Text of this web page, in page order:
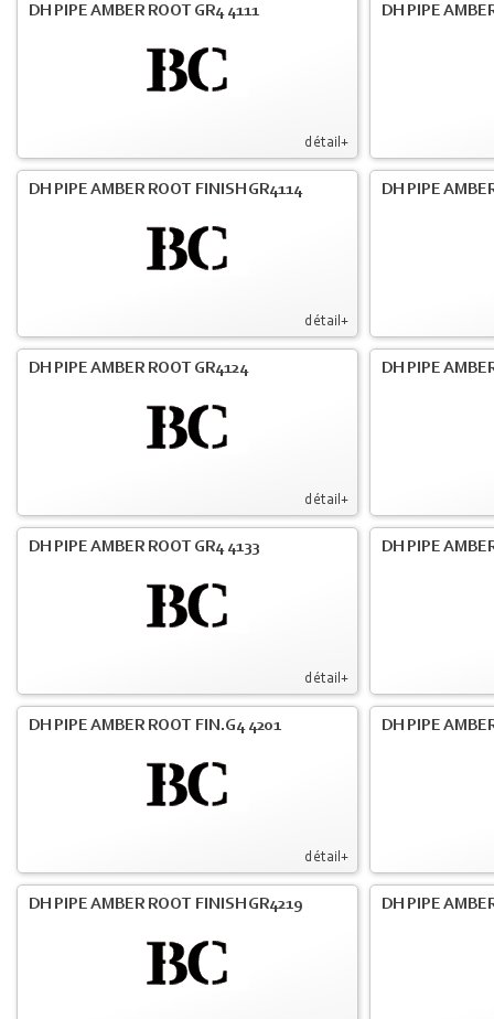
détail+
DH PIPE AMBER ROOT GR4 4111 DH PIPE
détail+
DH PIPE AMBER ROOT FINISH GR4114 DH PIPE
détail+
DH PIPE AMBER ROOT GR4124 DH PIPE
détail+
DH PIPE AMBER ROOT GR4 4133 DH PIPE
détail+
DH PIPE AMBER ROOT FIN.G4 4201 DH PIPE
DH PIPE AMBER ROOT FINISH GR4219 DH PIPE